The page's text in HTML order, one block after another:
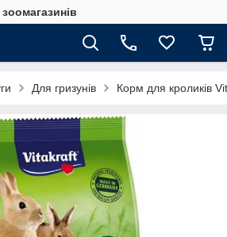
Для гризунів Корм для кроликів